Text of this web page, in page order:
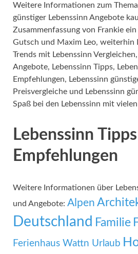
Weitere Informationen zum
günstiger Lebenssinn Angebote
Zusammenfassung von Frankie
Gutsch und Maxim Leo, weiterhin
Trends mit Lebenssinn
Angebote, Lebenssinn Tipps,
Empfehlungen, Lebenssinn
Preisvergleiche und Lebenssinn
Spaß bei den Lebenssinn mit
Lebenssinn
Empfehlungen
Weitere Informationen über
und Angebote: Alpen
Deutschland Familie
Ferienhaus Wattn Urlaub